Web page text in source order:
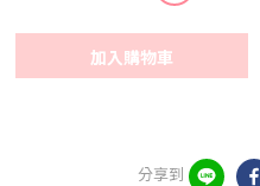
加入購物車
分享到